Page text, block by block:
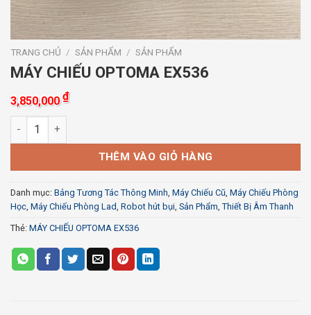
TRANG CHỦ / SẢN PHẨM / SẢN PHẨM
MÁY CHIẾU OPTOMA EX536
3,850,000₫
MÁY CHIẾU OPTOMA EX536 số lượng
THÊM VÀO GIỎ HÀNG
Danh mục: Bảng Tương Tác Thông Minh Máy Chiếu Cũ Máy Chiếu Phòng
Học Máy Chiếu Phòng Lad Robot hút bụi Sản Phẩm Thiết Bị Âm Thanh
Thẻ: MÁY CHIẾU OPTOMA EX536